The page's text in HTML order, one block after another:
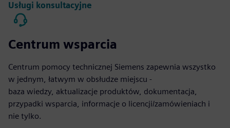
Usługi konsultacyjne
Centrum wsparcia
Centrum pomocy technicznej Siemens zapewnia wszystko
w jednym, łatwym w obsłudze miejscu -
baza wiedzy, aktualizacje produktów, dokumentacja,
przypadki wsparcia, informacje o licencji/zamówieniach i
nie tylko.